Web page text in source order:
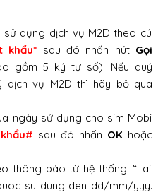
sử dụng dịch vụ M2D theo cú
khẩu* sau đó nhấn nútGọi
gồm 5 ký tự số). Nếu quý
dịch vụ M2D thì hãy bỏ qua
ngày sử dụng cho sim Mobi
khẩu# sau đó nhấn OK hoặc
thông báo từ hệ thống: “Tai
su dung den dd/mm/yyy.